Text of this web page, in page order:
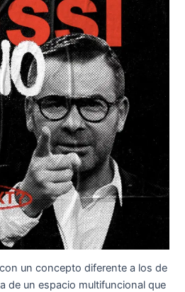
un concepto diferente a los de
de un espacio multifuncional que